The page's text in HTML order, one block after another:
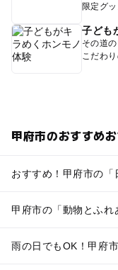
限定グッ
子ども
その道
こだわ
甲府市のおすすめ
おすすめ！甲府市の「
甲府市の「動物とふれ
雨の日でもOK！甲府